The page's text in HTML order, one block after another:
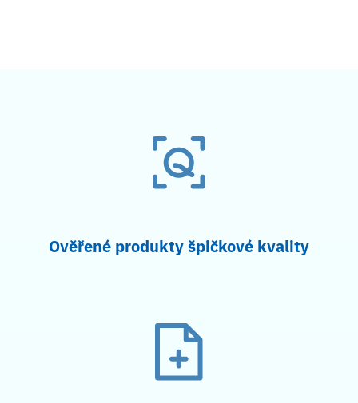
Ověřené produkty špičkové kvality